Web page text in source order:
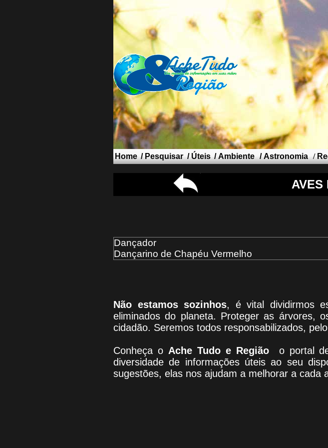
Home / Pesquisar / Úteis /Ambiente /Astronomia /
AVES
Dançador
Dançarino de Chapéu Vermelho
Não estamos sozinhos, é vital dividirmos
eliminados do planeta. Proteger as árvores,
cidadão. Seremos todos responsabilizados,
Conheça o Ache Tudo e Regiãoo portal
diversidade de informações úteis ao seu
sugestões, elas nos ajudam a melhorar a cada